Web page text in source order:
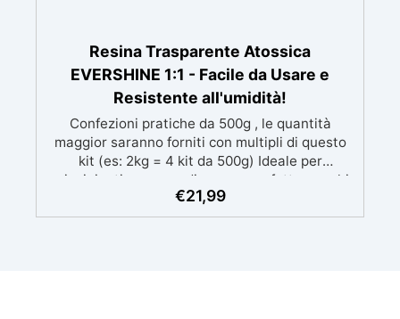
Resina Trasparente Atossica
EVERSHINE 1:1 - Facile da Usare e
Resistente all'umidità!
Confezioni pratiche da 500g , le quantità
maggior saranno forniti con multipli di questo
kit (es: 2kg = 4 kit da 500g) Ideale per
principianti: a prova di errore, perfetta per chi
inizia. Sempre lucida: garantisce una finitura
brillante e uniforme in ogni condizione.
€21,99